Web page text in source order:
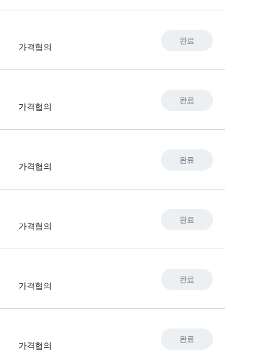
가격협의
완료
가격협의
완료
가격협의
완료
가격협의
완료
가격협의
완료
가격협의
완료